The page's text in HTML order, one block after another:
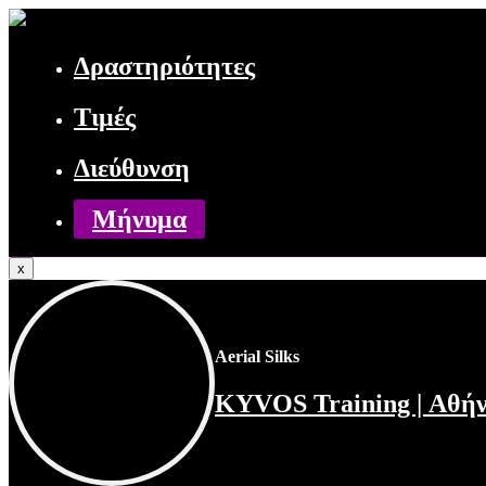
Φωτογραφίες
Δραστηριότητες ⌄
Βρείτε μας στο χάρτη
Δραστηριότητες
Τιμές
Διεύθυνση
Μήνυμα
x
Aerial Silks
KYVOS Training |